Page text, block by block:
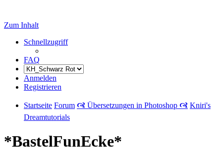
Zum Inhalt
Schnellzugriff
FAQ
Anmelden
Registrieren
Startseite Forum 🙧 Übersetzungen in Photoshop 🙧 Kniri's
Dreamtutorials
*BastelFunEcke*